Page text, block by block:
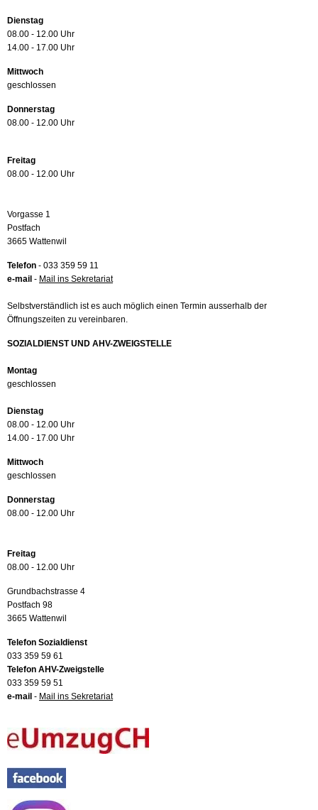
Dienstag
08.00 - 12.00 Uhr
14.00 - 17.00 Uhr
Mittwoch
geschlossen
Donnerstag
08.00 - 12.00 Uhr
Freitag
08.00 - 12.00 Uhr
Vorgasse 1
Postfach
3665 Wattenwil
Telefon - 033 359 59 11
e-mail - Mail ins Sekretariat
Selbstverständlich ist es auch möglich einen Termin ausserhalb der
Öffnungszeiten zu vereinbaren.
SOZIALDIENST UND AHV-ZWEIGSTELLE
Montag
geschlossen
Dienstag
08.00 - 12.00 Uhr
14.00 - 17.00 Uhr
Mittwoch
geschlossen
Donnerstag
08.00 - 12.00 Uhr
Freitag
08.00 - 12.00 Uhr
Grundbachstrasse 4
Postfach 98
3665 Wattenwil
Telefon Sozialdienst
033 359 59 61
Telefon AHV-Zweigstelle
033 359 59 51
e-mail - Mail ins Sekretariat